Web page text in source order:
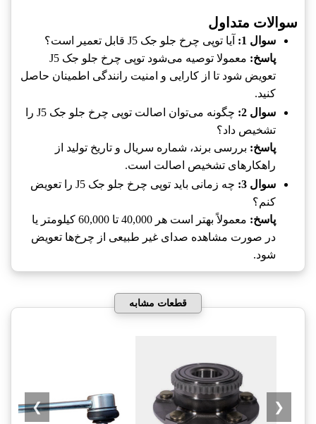
سوالات متداول
سوال 1:
آیا توپی چرخ جلو جک J5 قابل تعمیر است؟
پاسخ:
معمولا توصیه می‌شود توپی چرخ جلو جک J5
تعویض شود تا از کارایی و امنیت رانندگی اطمینان حاصل
کنید.
سوال 2:
چگونه می‌توان اصالت توپی چرخ جلو جک J5 را
تشخیص داد؟
پاسخ: بررسی برند، شماره سریال و تاریخ تولید از
راهکارهای تشخیص اصالت است.
سوال 3:
چه زمانی باید توپی چرخ جلو جک J5 را تعویض
کنم؟
پاسخ:
معمولاً بهتر است هر 40,000 تا 60,000 کیلومتر یا
در صورت مشاهده صدای غیر طبیعی از چرخ‌ها تعویض
شود.
قطعات مشابه
❮
❯